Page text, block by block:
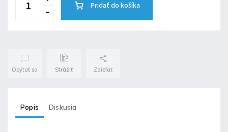
Pridať do košíka
Opýtať sa Strážiť Zdieľať
Popis Diskusia